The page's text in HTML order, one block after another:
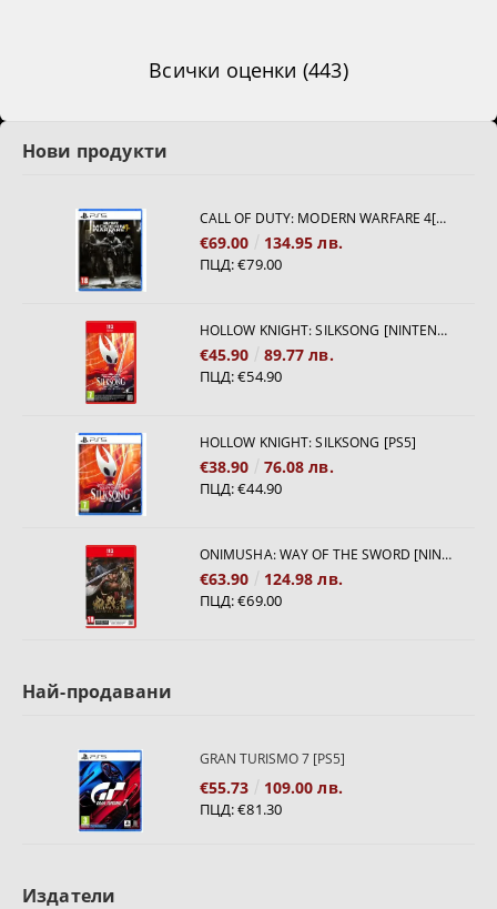
Всички оценки (443)
Нови продукти
CALL OF DUTY: MODERN WARFARE 4[PS5]
€69.00 134.95 лв.
ПЦД:€79.00
HOLLOW KNIGHT: SILKSONG [NINTENDO SWITCH 2]
€45.90 89.77 лв.
ПЦД:€54.90
HOLLOW KNIGHT: SILKSONG [PS5]
€38.90 76.08 лв.
ПЦД:€44.90
ONIMUSHA: WAY OF THE SWORD [NINTENDO SWITCH 2]
€63.90 124.98 лв.
ПЦД:€69.00
Най-продавани
GRAN TURISMO 7 [PS5]
€55.73 109.00 лв.
ПЦД:€81.30
Издатели